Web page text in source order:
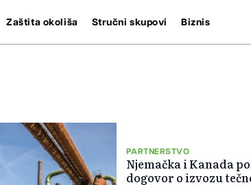
Zaštita okoliša Stručni skupovi Biznis
PARTNERSTVO
Njemačka i Kanada
dogovor o izvozu